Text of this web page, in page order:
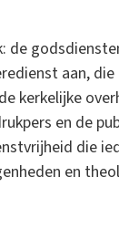
aan,
kerkelijke
en de
die
en